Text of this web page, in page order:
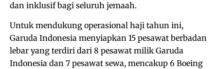
dan inklusif bagi seluruh jemaah.
Untuk mendukung operasional haji tahun ini,
Garuda Indonesia menyiapkan 15 pesawat berbadan
lebar yang terdiri dari 8 pesawat milik Garuda
Indonesia dan 7 pesawat sewa, mencakup 6 Boeing